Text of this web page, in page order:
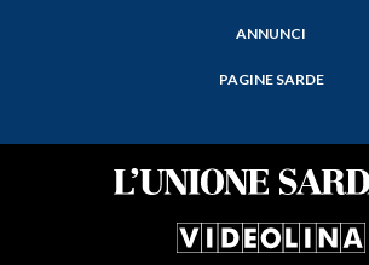
ANNUNCI
PAGINE SARDE